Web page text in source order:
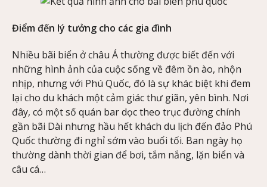
Điểm đến lý tưởng cho các gia đình
Nhiều bãi biển ở châu Á thường được biết đến với
những hình ảnh của cuộc sống về đêm ồn ào, nhộn
nhịp, nhưng với Phú Quốc, đó là sự khác biệt khi đem
lại cho du khách một cảm giác thư giãn, yên bình. Nơi
đây, có một số quán bar dọc theo trục đường chính
gần bãi Dài nhưng hầu hết khách du lịch đến đảo Phú
Quốc thường đi nghỉ sớm vào buổi tối. Ban ngày họ
thường dành thời gian để bơi, tắm nắng, lặn biển và
câu cá…